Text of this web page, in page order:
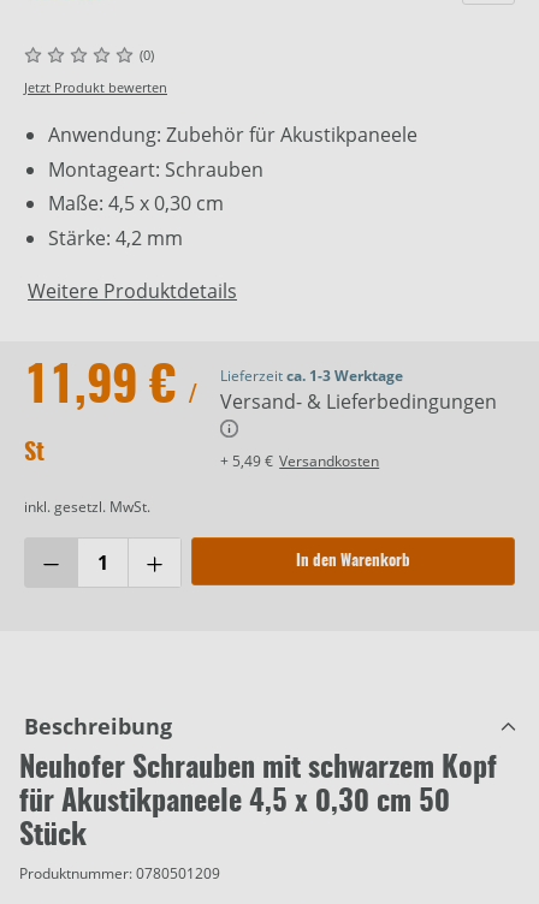
(0)
Jetzt Produkt bewerten
Anwendung: Zubehör für Akustikpaneele
Montageart: Schrauben
Maße: 4,5 x 0,30 cm
Stärke: 4,2 mm
Weitere Produktdetails
11,99 € /
St
inkl. gesetzl. MwSt.
Lieferzeitca. 1-3 Werktage
Versand- & Lieferbedingungen
+ 5,49 € Versandkosten
In den Warenkorb
Beschreibung
Neuhofer Schrauben mit schwarzem Kopf
für Akustikpaneele 4,5 x 0,30 cm 50
Stück
Produktnummer:0780501209